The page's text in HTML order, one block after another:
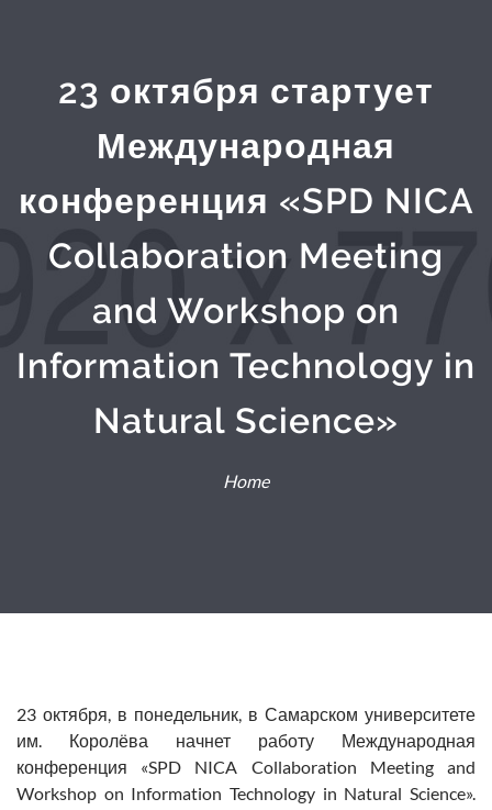
23 октября стартует
Международная
конференция «SPD NICA
Collaboration Meeting
and Workshop on
Information Technology in
Natural Science»
Home
23 октября, в понедельник, в Самарском университете
им. Королёва начнет работу Международная
конференция «SPD NICA Collaboration Meeting and
Workshop on Information Technology in Natural Science».